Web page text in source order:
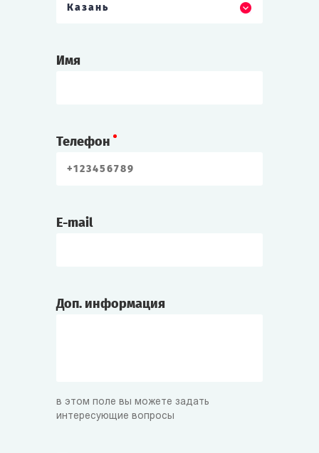
Казань
Имя
Телефон
E-mail
Доп. информация
в этом поле вы можете задать
интересующие вопросы